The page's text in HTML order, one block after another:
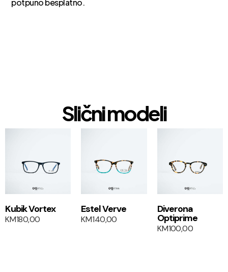
potpuno besplatno.
Slični modeli
1+1
Kubik Vortex
KM180,00
Estel Verve
KM140,00
1+1
Diverona
Optiprime
KM100,00